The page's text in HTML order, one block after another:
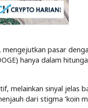
mengejutkan pasar
hanya dalam
melainkan sinyal jelas
dari stigma ‘koin